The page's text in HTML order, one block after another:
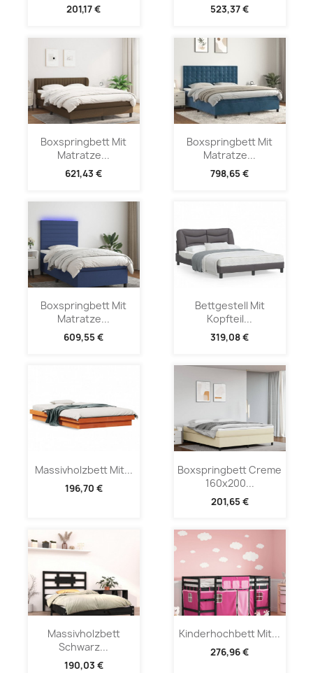
201,17 € 523,37 €
Boxspringbett Mit
Matratze...
621,43 €
Boxspringbett Mit
Matratze...
798,65 €
Boxspringbett Mit
Matratze...
609,55 €
Bettgestell Mit
Kopfteil...
319,08 €
Massivholzbett Mit...
196,70 €
Boxspringbett Creme
160x200...
201,65 €
Massivholzbett
Schwarz...
190,03 €
Kinderhochbett Mit...
276,96 €